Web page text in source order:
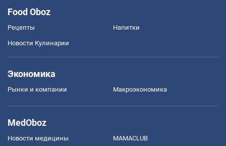
Food Oboz
Рецепты Напитки
Новости Кулинарии
Экономика
Рынки и компании Mакроэкономика
MedOboz
Новости медицины MAMACLUB